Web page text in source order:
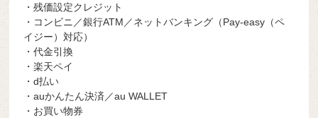
・残価設定クレジット
・コンビニ／銀行ATM／ネットバンキング（Pay-easy（ペ
イジー）対応）
・代金引換
・楽天ペイ
・d払い
・auかんたん決済／au WALLET
・お買い物券